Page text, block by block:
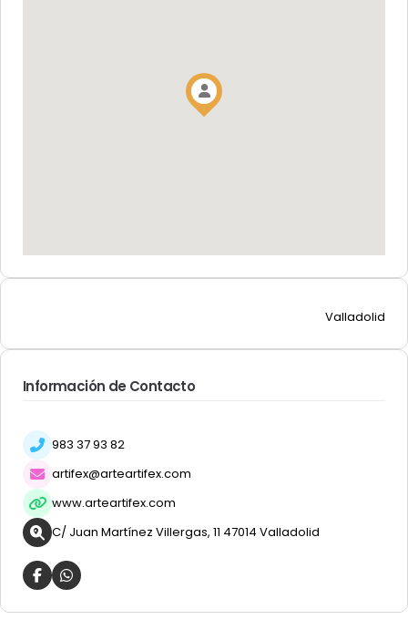
Valladolid
Información de Contacto
983 37 93 82
artifex@arteartifex.com
www.arteartifex.com
C/ Juan Martínez Villergas, 11 47014 Valladolid